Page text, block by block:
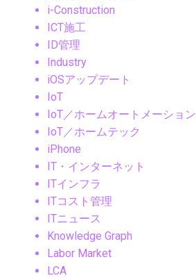
i-Construction
ICT施工
ID管理
Industry
iOSアップデート
IoT
IoT／ホームオートメーション
IoT／ホームテック
iPhone
IT・インターネット
ITインフラ
ITコスト管理
ITニュース
Knowledge Graph
Labor Market
LCA